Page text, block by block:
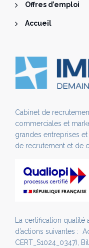
Offres d’emploi
Accueil
Cabinet de
commerciales et
grandes entreprises
de recrutement et de
La certification
d’actions suivantes :
CERT_S1024_0347),